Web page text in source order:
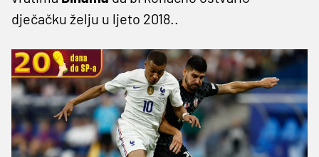
dječačku želju u ljeto 2018..